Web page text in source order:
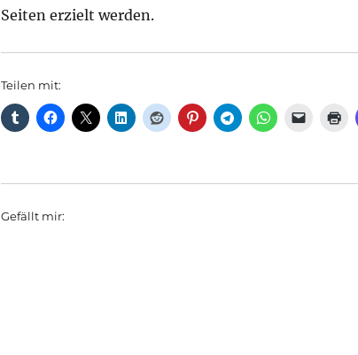
Seiten erzielt werden.
Teilen mit:
Gefällt mir: